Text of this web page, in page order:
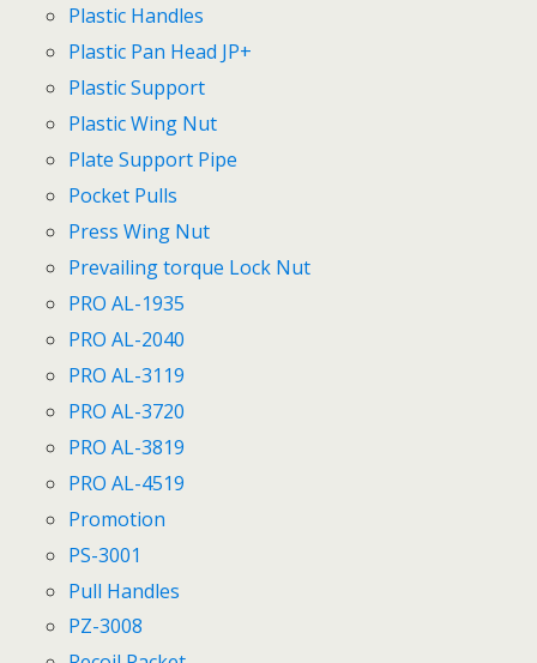
Plastic Handles
Plastic Pan Head JP+
Plastic Support
Plastic Wing Nut
Plate Support Pipe
Pocket Pulls
Press Wing Nut
Prevailing torque Lock Nut
PRO AL-1935
PRO AL-2040
PRO AL-3119
PRO AL-3720
PRO AL-3819
PRO AL-4519
Promotion
PS-3001
Pull Handles
PZ-3008